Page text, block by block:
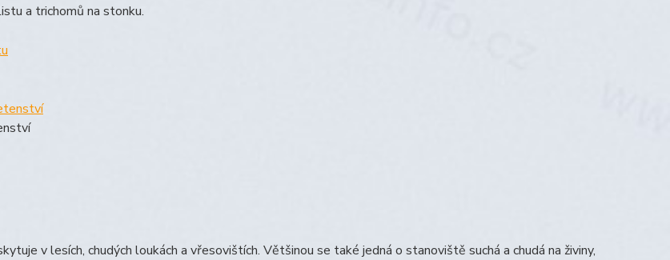
a trichomů na stonku.
v lesích, chudých loukách a vřesovištích. Většinou se také jedná o stanoviště suchá a chudá na živiny,